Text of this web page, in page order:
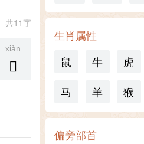
共11字
xiàn
𠚆
生肖属性
鼠
牛 虎
马
羊 猴
偏旁部首